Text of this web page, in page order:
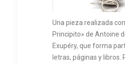
Una pieza realizada con
Principito» de Antoine
Exupéry, que forma
letras, páginas y libros.